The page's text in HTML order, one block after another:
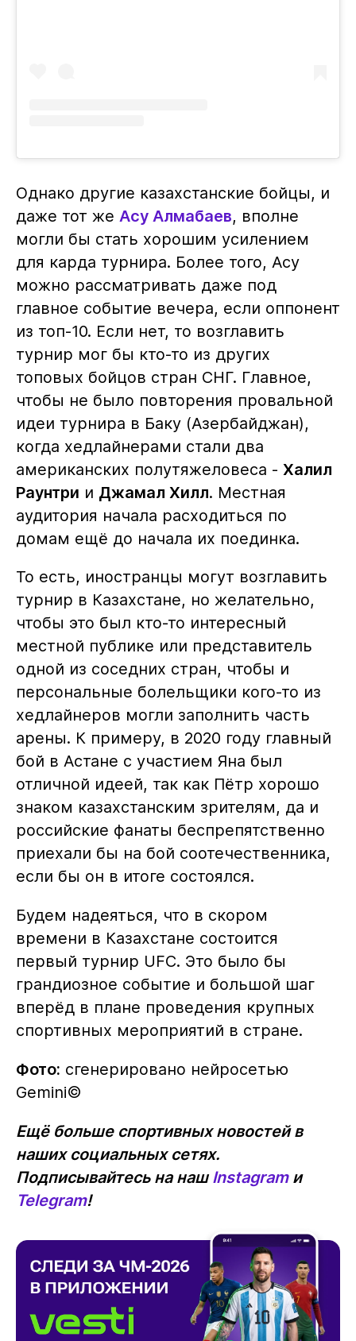
Однако другие казахстанские бойцы, и
даже тот же Асу Алмабаев, вполне
могли бы стать хорошим усилением
для карда турнира. Более того, Асу
можно рассматривать даже под
главное событие вечера, если оппонент
из топ-10. Если нет, то возглавить
турнир мог бы кто-то из других
топовых бойцов стран СНГ. Главное,
чтобы не было повторения провальной
идеи турнира в Баку (Азербайджан),
когда хедлайнерами стали два
американских полутяжеловеса - Халил
Раунтри и Джамал Хилл. Местная
аудитория начала расходиться по
домам ещё до начала их поединка.
То есть, иностранцы могут возглавить
турнир в Казахстане, но желательно,
чтобы это был кто-то интересный
местной публике или представитель
одной из соседних стран, чтобы и
персональные болельщики кого-то из
хедлайнеров могли заполнить часть
арены. К примеру, в 2020 году главный
бой в Астане с участием Яна был
отличной идеей, так как Пётр хорошо
знаком казахстанским зрителям, да и
российские фанаты беспрепятственно
приехали бы на бой соотечественника,
если бы он в итоге состоялся.
Будем надеяться, что в скором
времени в Казахстане состоится
первый турнир UFC. Это было бы
грандиозное событие и большой шаг
вперёд в плане проведения крупных
спортивных мероприятий в стране.
Фото: сгенерировано нейросетью
Gemini©️
Ещё больше спортивных новостей в
наших социальных сетях.
Подписывайтесь на нашInstagramи
Telegram!